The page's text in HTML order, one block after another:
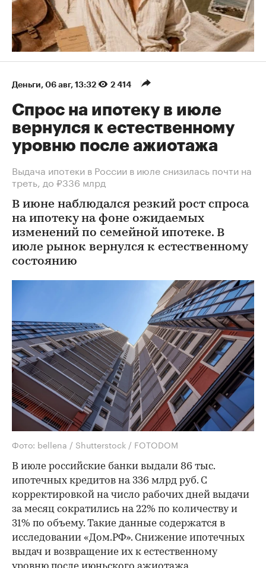
Деньги⁠, 06 авг, 13:32 2 414
Спрос на ипотеку в июле
вернулся к естественному
уровню после ажиотажа
Выдача ипотеки в России в июле снизилась почти на
треть, до ₽336 млрд
В июне наблюдался резкий рост спроса
на ипотеку на фоне ожидаемых
изменений по семейной ипотеке. В
июле рынок вернулся к естественному
состоянию
Фото: bellena / Shutterstock / FOTODOM
В июле российские банки выдали 86 тыс.
ипотечных кредитов на 336 млрд руб. С
корректировкой на число рабочих дней выдачи
за месяц сократились на 22% по количеству и
31% по объему. Такие данные содержатся в
исследовании «Дом.РФ». Снижение ипотечных
выдач и возвращение их к естественному